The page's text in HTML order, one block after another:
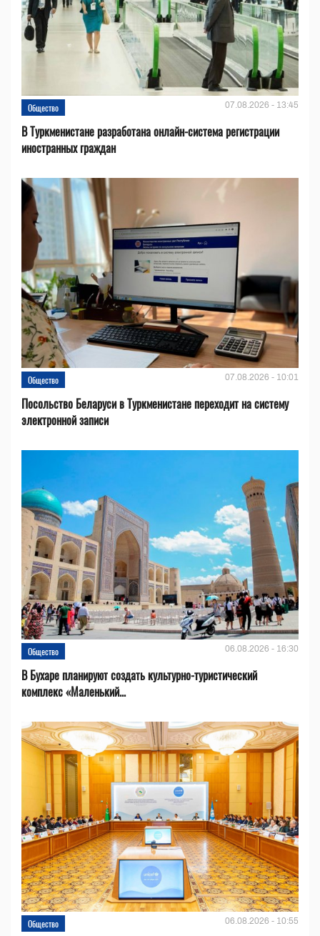
Общество 07.08.2026 - 13:45
В Туркменистане разработана онлайн-система регистрации
иностранных граждан
Общество 07.08.2026 - 10:01
Посольство Беларуси в Туркменистане переходит на систему
электронной записи
Общество 06.08.2026 - 16:30
В Бухаре планируют создать культурно-туристический
комплекс «Маленький...
Общество 06.08.2026 - 10:55